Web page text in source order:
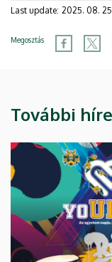
Last update: 2025. 08.
Megosztás
További